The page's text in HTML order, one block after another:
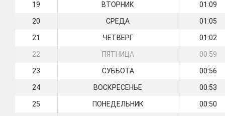
19 ВТОРНИК 01:09
20 СРЕДА 01:05
21 ЧЕТВЕРГ 01:02
22 ПЯТНИЦА 00:59
23 СУББОТА 00:56
24 ВОСКРЕСЕНЬЕ 00:53
25 ПОНЕДЕЛЬНИК 00:50